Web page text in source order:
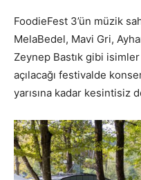
FoodieFest 3’ün müzik
MelaBedel, Mavi Gri,
Zeynep Bastık gibi isimler
açılacağı festivalde
yarısına kadar kesintisiz